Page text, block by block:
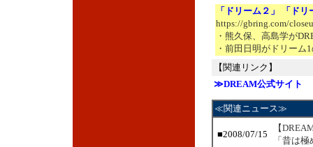
「ドリーム２」 「ド
https://gbring.com/
・熊久保、高島学が
・前田日明がドリーム
【関連リンク】
≫DREAM公式サイト
≪関連ニュース≫
■2008/07/15
【
「昔は